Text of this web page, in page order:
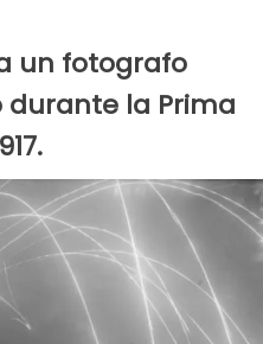
un fotografo
la Prima